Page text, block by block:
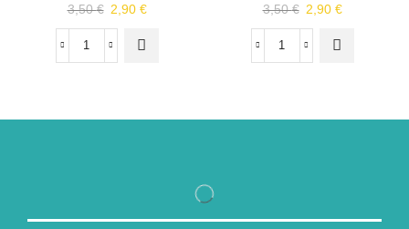
3,50€ 2,90 €
3,50€ 2,90 €